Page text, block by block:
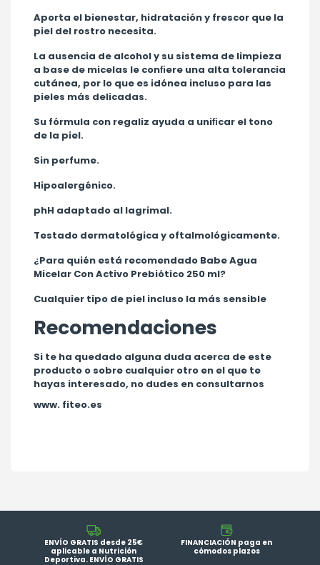
Aporta el bienestar, hidratación y frescor que la
piel del rostro necesita.
La ausencia de alcohol y su sistema de limpieza
a base de micelas le conﬁere una alta tolerancia
cutánea, por lo que es idónea incluso para las
pieles más delicadas.
Su fórmula con regaliz ayuda a uniﬁcar el tono
de la piel.
Sin perfume.
Hipoalergénico.
phH adaptado al lagrimal.
Testado dermatológica y oftalmológicamente.
¿Para quién está recomendado Babe Agua
Micelar Con Activo Prebiótico 250 ml?
Cualquier tipo de piel incluso la más sensible
Recomendaciones
Si te ha quedado alguna duda acerca de este
producto o sobre cualquier otro en el que te
hayas interesado, no dudes en consultarnos
www. fiteo.es
ENVÍO GRATIS desde 25€
aplicable a Nutrición
Deportiva. ENVÍO GRATIS
FINANCIACIÓN paga en
cómodos plazos